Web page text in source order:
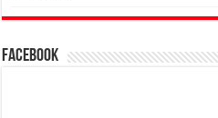
Facebook